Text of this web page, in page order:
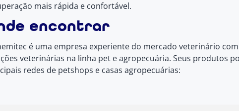
mais rápida e confortável.
encontrar
é uma empresa experiente do mercado veterinário
veterinárias na linha pet e agropecuária. Seus produtos
redes de petshops e casas agropecuárias: